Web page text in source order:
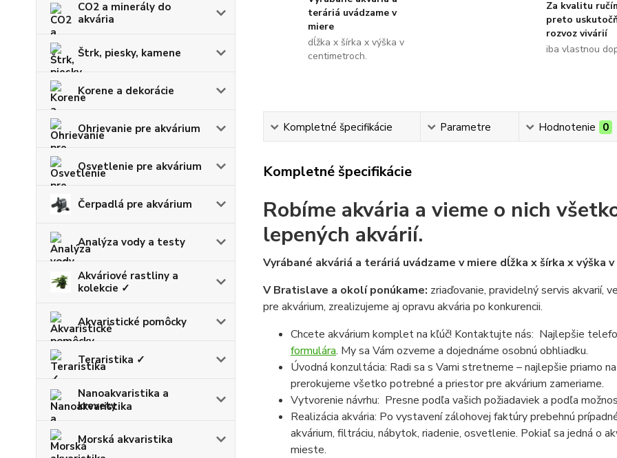
CO2 a minerály do
akvária
Štrk, piesky, kamene
Korene a dekorácie
Ohrievanie pre akvárium
Osvetlenie pre akvárium
Čerpadlá pre akvárium
Analýza vody a testy
Akváriové rastliny a
kolekcie ✓
Akvaristické pomôcky
Teraristika ✓
Nanoakvaristika a
krevety
Morská akvaristika
teráriá uvádzame v
miere
dĺžka x šírka x výška v
centimetroch.
Za kvalitu
preto
rozvoz vivárií
iba vlastnou
Kompletné špecifikácie Parametre Hodnotenie 0
Kompletné špecifikácie
Robíme akvária a vieme o nich
lepených akvárií.
Vyrábané akváriá a teráriá uvádzame v miere dĺžka x šírka x výška
V Bratislave a okolí ponúkame: zriaďovanie, pravidelný servis akvarií,
pre akvárium, zrealizujeme aj opravu akvária po konkurencii.
Chcete akvárium komplet na kľúč! Kontaktujte nás: Najlepšie
formulára. My sa Vám ozveme a dojednáme osobnú obhliadku.
Úvodná konzultácia: Radi sa s Vami stretneme – najlepšie priamo
prerokujeme všetko potrebné a priestor pre akvárium zameriame.
Vytvorenie návrhu: Presne podľa vašich požiadaviek a podľa
Realizácia akvária: Po vystavení zálohovej faktúry prebehnú
akvárium, filtráciu, nábytok, riadenie, osvetlenie. Pokiaľ sa jedná o
mieste.